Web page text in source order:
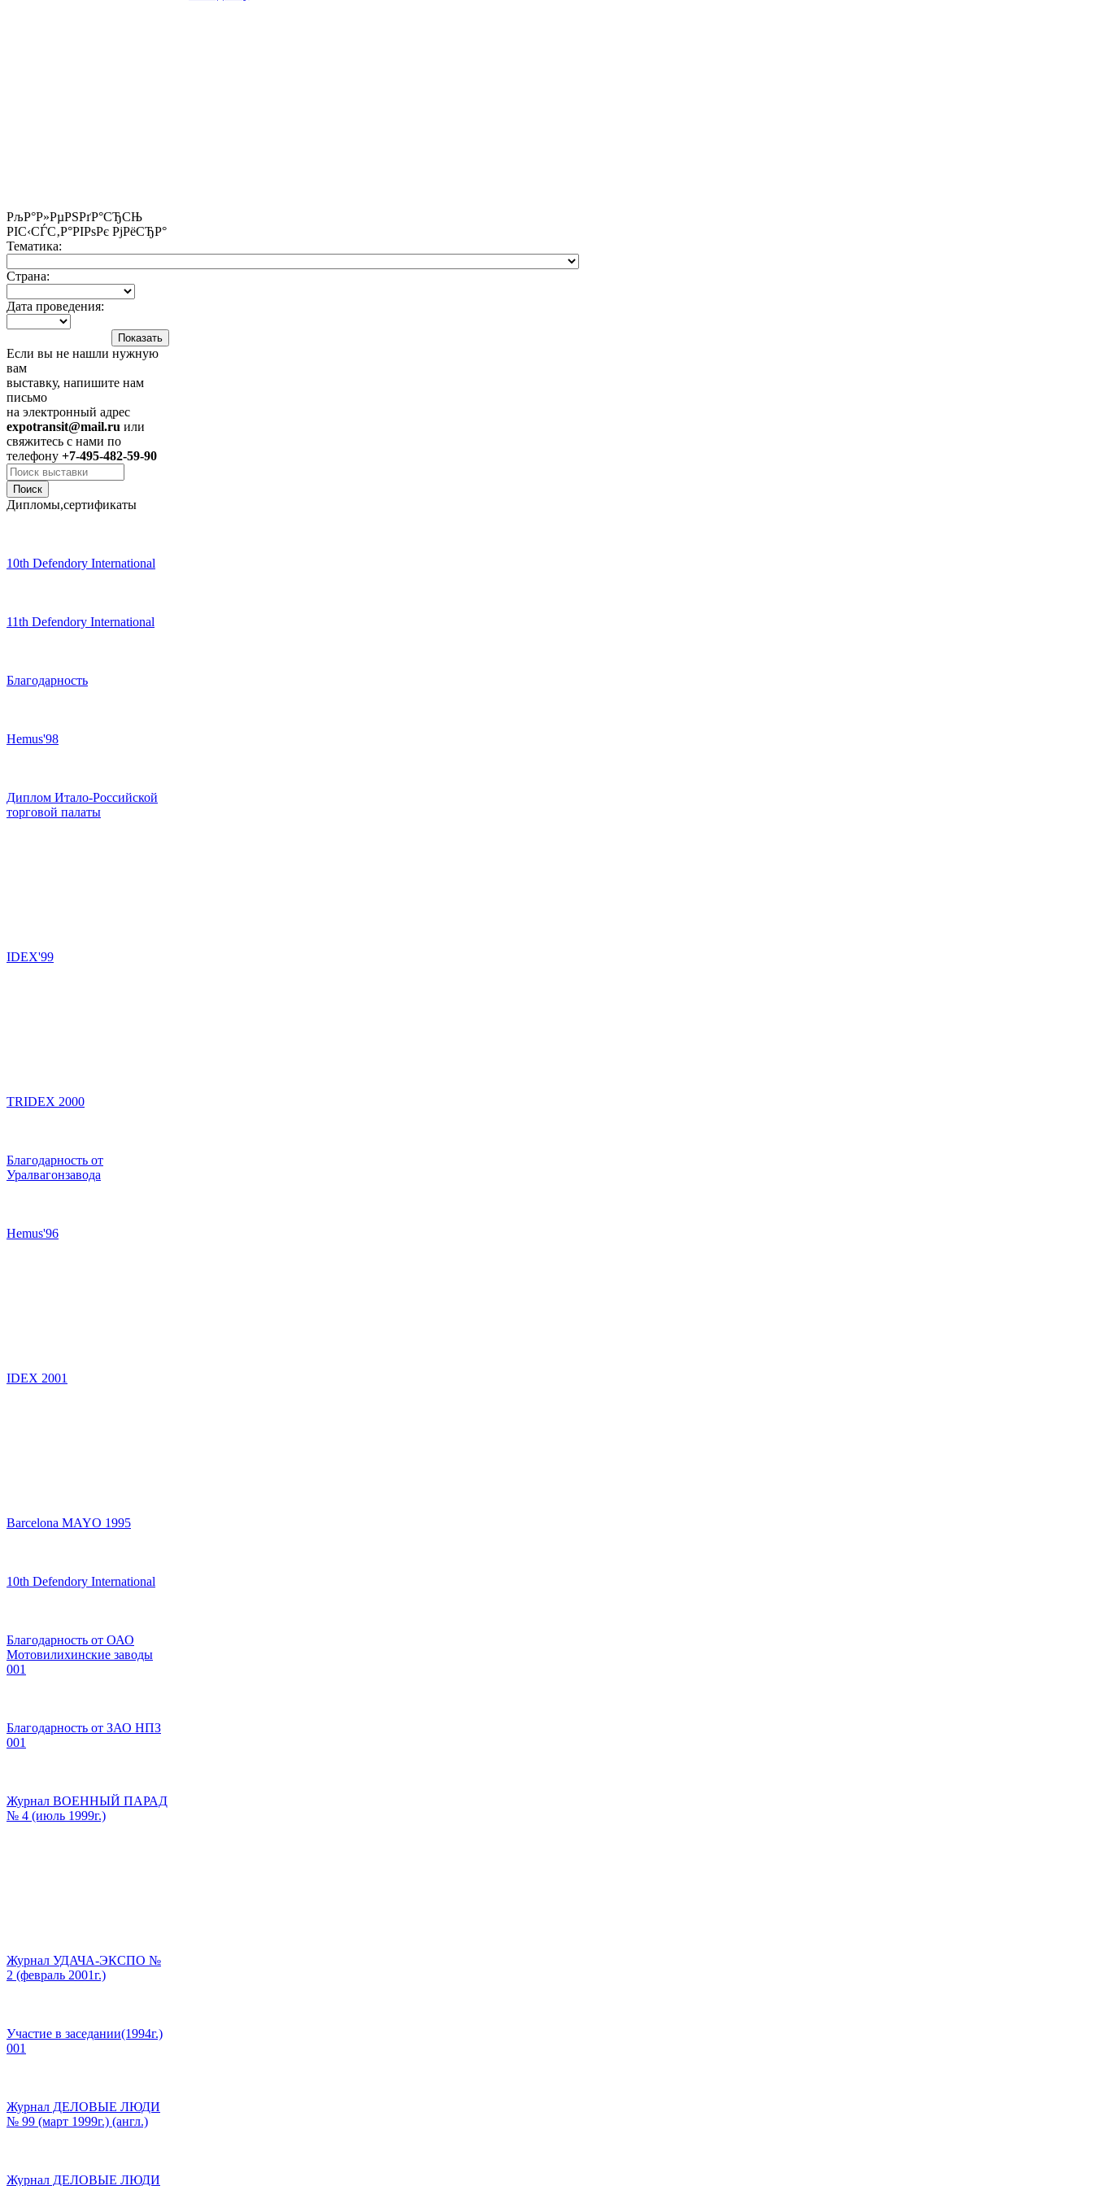
РљР°Р»РµРЅРґР°СЂСЊ
РІС‹СЃС‚Р°РІРѕРє РјРёСЂР°
Тематика:
Страна:
Дата проведения:
Если вы не нашли нужную
вам
выставку, напишите нам
письмо
на электронный адрес
expotransit@mail.ru или
свяжитесь с нами по
телефону +7-495-482-59-90
Дипломы,сертификаты
10th Defendory International
11th Defendory International
Благодарность
Hemus'98
Диплом Итало-Российской
торговой палаты
IDEX'99
TRIDEX 2000
Благодарность от
Уралвагонзавода
Hemus'96
IDEX 2001
Barcelona MAYO 1995
10th Defendory International
Благодарность от ОАО
Мотовилихинские заводы
001
Благодарность от ЗАО НПЗ
001
Журнал ВОЕННЫЙ ПАРАД
№ 4 (июль 1999г.)
Журнал УДАЧА-ЭКСПО №
2 (февраль 2001г.)
Участие в заседании(1994г.)
001
Журнал ДЕЛОВЫЕ ЛЮДИ
№ 99 (март 1999г.) (англ.)
Журнал ДЕЛОВЫЕ ЛЮДИ